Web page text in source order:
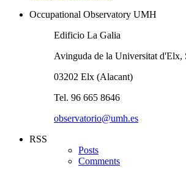
Occupational Observatory UMH
Edificio La Galia
Avinguda de la Universitat d'Elx,
03202 Elx (Alacant)
Tel. 96 665 8646
observatorio@umh.es
RSS
Posts
Comments